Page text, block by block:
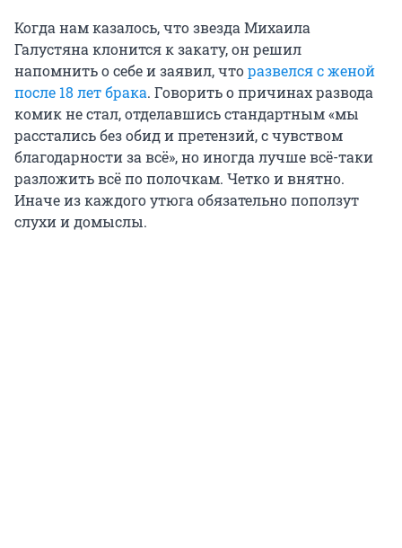
Когда нам казалось, что звезда Михаила
Галустяна клонится к закату, он решил
напомнить о себе и заявил, чторазвелся с женой
после 18 лет брака. Говорить о причинах развода
комик не стал, отделавшись стандартным «мы
расстались без обид и претензий, с чувством
благодарности за всё», но иногда лучше всё-таки
разложить всё по полочкам. Четко и внятно.
Иначе из каждого утюга обязательно поползут
слухи и домыслы.